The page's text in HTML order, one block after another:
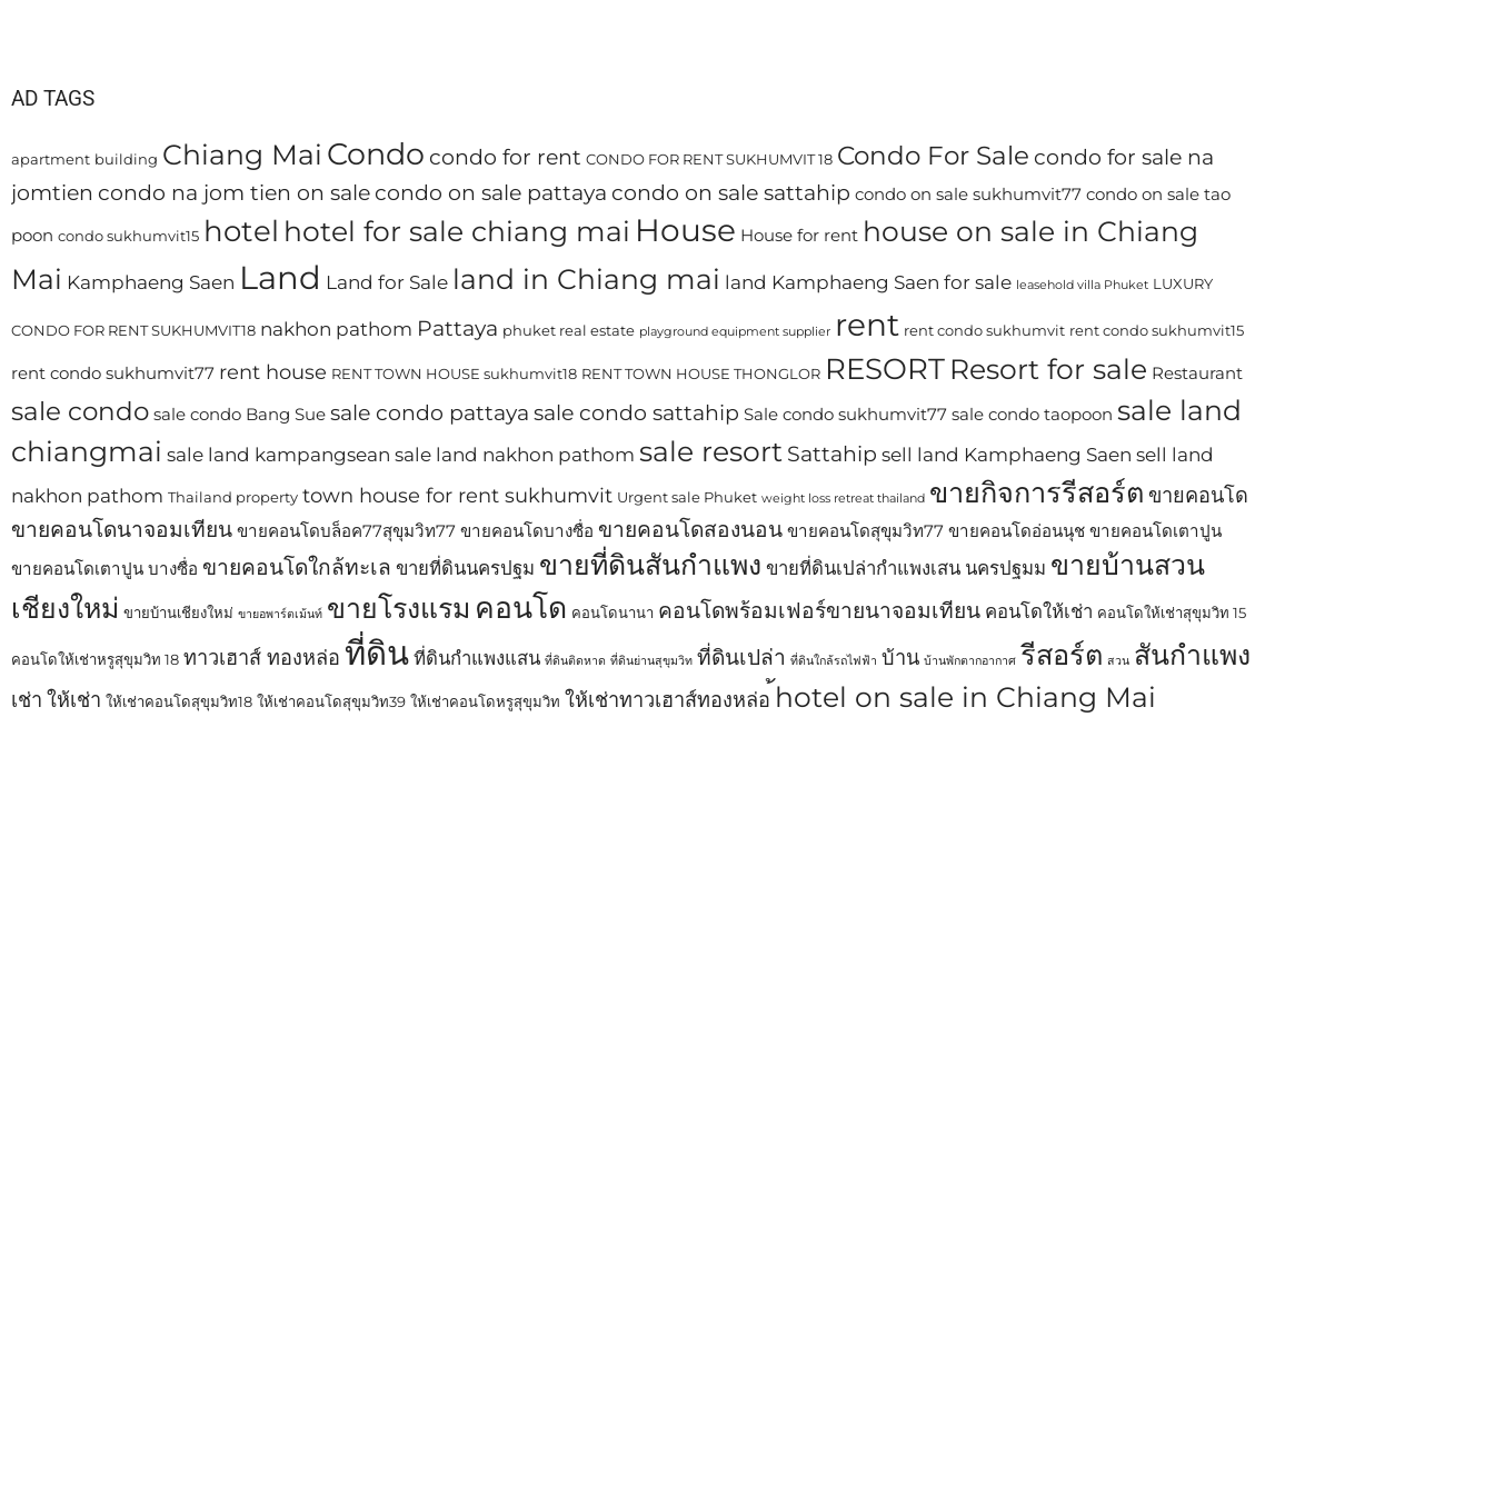
AD TAGS
apartment building Chiang Mai Condo condo for rent CONDO FOR RENT SUKHUMVIT 18 Condo For Sale condo for sale na
jomtien condo na jom tien on sale condo on sale pattaya condo on sale sattahip condo on sale sukhumvit77 condo on sale tao
poon condo sukhumvit15 hotel hotel for sale chiang mai House House for rent house on sale in Chiang
Mai Kamphaeng Saen Land Land for Sale land in Chiang mai land Kamphaeng Saen for sale leasehold villa Phuket LUXURY
CONDO FOR RENT SUKHUMVIT18 nakhon pathom Pattaya phuket real estate playground equipment supplier rent rent condo sukhumvit rent condo sukhumvit15
rent condo sukhumvit77 rent house RENT TOWN HOUSE sukhumvit18 RENT TOWN HOUSE THONGLOR RESORT Resort for sale Restaurant
sale condo sale condo Bang Sue sale condo pattaya sale condo sattahip Sale condo sukhumvit77 sale condo taopoon sale land
chiangmai sale land kampangsean sale land nakhon pathom sale resort Sattahip sell land Kamphaeng Saen sell land
nakhon pathom Thailand property town house for rent sukhumvit Urgent sale Phuket weight loss retreat thailand ขายกิจการรีสอร์ต ขายคอนโด
ขายคอนโดนาจอมเทียน ขายคอนโดบล็อค77สุขุมวิท77 ขายคอนโดบางซื่อ ขายคอนโดสองนอน ขายคอนโดสุขุมวิท77 ขายคอนโดอ่อนนุช ขายคอนโดเตาปูน
ขายคอนโดเตาปูน บางซื่อ ขายคอนโดใกล้ทะเล ขายที่ดินนครปฐม ขายที่ดินสันกำแพง ขายที่ดินเปล่ากำแพงเสน นครปฐมม ขายบ้านสวน
เชียงใหม่ ขายบ้านเชียงใหม่ ขายอพาร์ตเม้นท์ ขายโรงแรม คอนโด คอนโดนานา คอนโดพร้อมเฟอร์ขายนาจอมเทียน คอนโดให้เช่า คอนโดให้เช่าสุขุมวิท 15
คอนโดให้เช่าหรูสุขุมวิท 18 ทาวเฮาส์ ทองหล่อ ที่ดิน ที่ดินกำแพงแสน ที่ดินติดหาด ที่ดินย่านสุขุมวิท ที่ดินเปล่า ที่ดินใกล้รถไฟฟ้า บ้าน บ้านพักตากอากาศ รีสอร์ต สวน สันกำแพง
เช่า ให้เช่า ให้เช่าคอนโดสุขุมวิท18 ให้เช่าคอนโดสุขุมวิท39 ให้เช่าคอนโดหรูสุขุมวิท ให้เช่าทาวเฮาส์ทองหล่อ ้hotel on sale in Chiang Mai